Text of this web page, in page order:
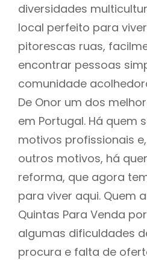
diversidades
local perfeito para
pitorescas ruas,
encontrar pessoas
comunidade
De Onor um dos
em Portugal. Há quem
motivos profissionais
outros motivos, há
reforma, que agora
para viver aqui. Quem
Quintas Para Venda
algumas dificuldades
procura e falta de